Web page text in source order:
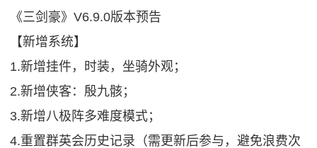
《三剑豪》V6.9.0版本预告
【新增系统】
1.新增挂件，时装，坐骑外观；
2.新增侠客：殷九骸；
3.新增八极阵多难度模式；
4.重置群英会历史记录（需更新后参与，避免浪费次